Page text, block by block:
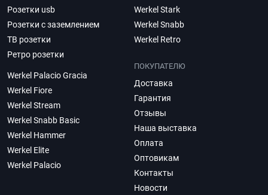
Розетки usb
Розетки с заземлением
ТВ розетки
Ретро розетки
Werkel Stark
Werkel Snabb
Werkel Retro
Werkel Palacio Gracia
Werkel Fiore
Werkel Stream
Werkel Snabb Basic
Werkel Hammer
Werkel Elite
Werkel Palacio
ПОКУПАТЕЛЮ
Доставка
Гарантия
Отзывы
Наша выставка
Оплата
Оптовикам
Контакты
Новости